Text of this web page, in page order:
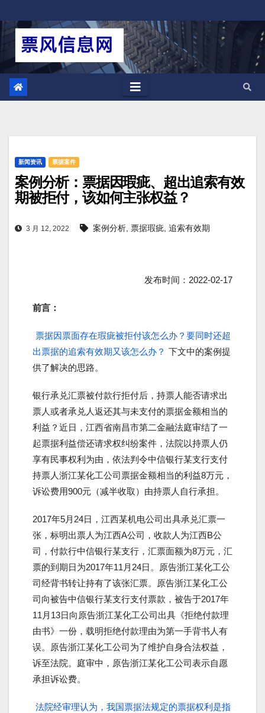
至
新闻资讯 票据案件
案例分析：票据因瑕疵、超出追索有效
期被拒付，该如何主张权益？
3 月 12, 2022 案例分析 票据瑕疵 追索有效期
发布时间：2022-02-17
前言：
票据因票面存在瑕疵被拒付该怎么办？要同时还超
出票据的追索有效期又该怎么办？ 下文中的案例提
供了解决的思路。
银行承兑汇票被付款行拒付后，持票人能否请求出
票人或者承兑人返还其与未支付的票据金额相当的
利益？近日，江西省南昌市第二金融法庭审结了一
起票据利益偿还请求权纠纷案件，法院以持票人仍
享有民事权利为由，依法判令中信银行某支行支付
持票人浙江某化工公司票据金额相当的利益8万元，
诉讼费用900元（减半收取）由持票人自行承担。
2017年5月24日，江西某机电公司出具承兑汇票一
张，标明出票人为江西A公司，收款人为江西B公
司，付款行中信银行某支行，汇票面额为8万元，汇
票的到期日为2017年11月24日。原告浙江某化工公
司经背书转让持有了该张汇票。原告浙江某化工公
司向被告中信银行某支行支付票款，被告于2017年
11月13日向原告浙江某化工公司出具《拒绝付款理
由书》一份，载明拒绝付款理由为第一手背书人有
误。原告浙江某化工公司为了维护自身合法权益，
诉至法院。庭审中，原告浙江某化工公司表示自愿
承担诉讼费。
法院经审理认为，我国票据法规定的票据权利是指